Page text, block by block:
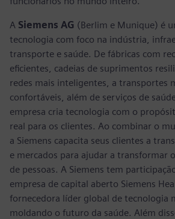
A Siemens AG (Berlim e Munique) é
tecnologia com foco na indústria,
transporte e saúde. De fábricas com
eficientes, cadeias de suprimentos
redes mais inteligentes, a transportes
confortáveis, além de serviços de
empresa cria tecnologia com o
real para os clientes. Ao combinar o
a Siemens capacita seus clientes a
e mercados para ajudar a transformar
de pessoas. A Siemens tem
empresa de capital aberto Siemens
fornecedora líder global de tecnologia
moldando o futuro da saúde. Além